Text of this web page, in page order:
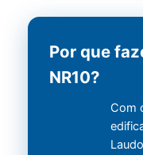
Por que
NR10?
Com